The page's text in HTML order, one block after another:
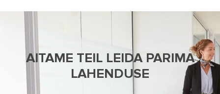
AITAME TEIL LEIDA PARIMA
LAHENDUSE